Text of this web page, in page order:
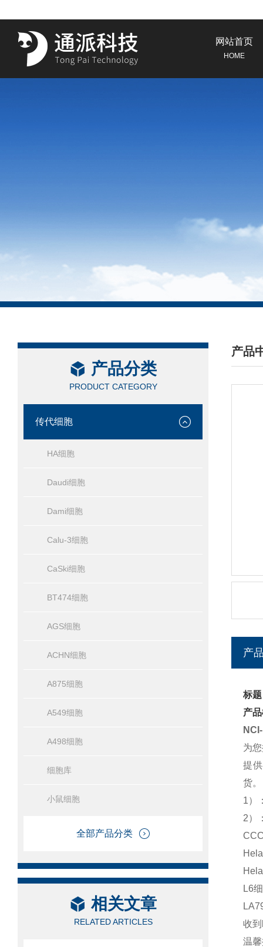
网站首页
HOME
产品分类
PRODUCT CATEGORY
传代细胞
HA细胞
Daudi细胞
Dami细胞
Calu-3细胞
CaSki细胞
BT474细胞
AGS细胞
ACHN细胞
A875细胞
A549细胞
A498细胞
细胞库
小鼠细胞
全部产品分类
相关文章
RELATED ARTICLES
产品
/
产
标
产
为
提
货。
1）
2）
L6
收到
温